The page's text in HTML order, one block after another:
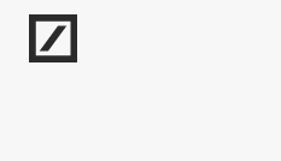
Direkt zur